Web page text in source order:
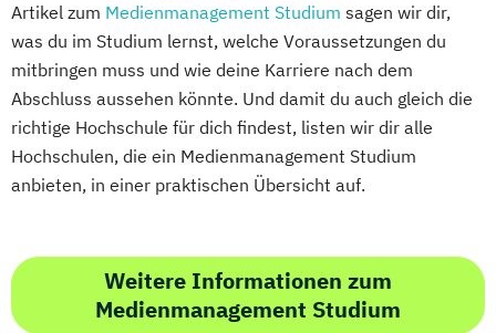
Artikel zum Medienmanagement Studium sagen wir dir,
was du im Studium lernst, welche Voraussetzungen du
mitbringen muss und wie deine Karriere nach dem
Abschluss aussehen könnte. Und damit du auch gleich die
richtige Hochschule für dich findest, listen wir dir alle
Hochschulen, die ein Medienmanagement Studium
anbieten, in einer praktischen Übersicht auf.
Weitere Informationen zum
Medienmanagement Studium